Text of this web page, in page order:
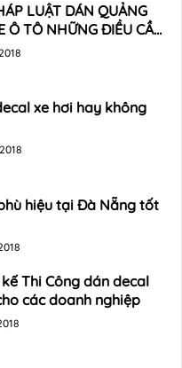
DÁN QUẢNG
Ô TÔ NHỮNG ĐIỀU CẦN
???
xe hơi hay không
hiệu tại Đà Nẵng tốt
Thi Công dán decal
xe ô tô cho các doanh nghiệp